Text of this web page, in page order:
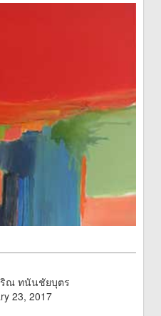
ริณ ทนันชัยบุตร
23, 2017